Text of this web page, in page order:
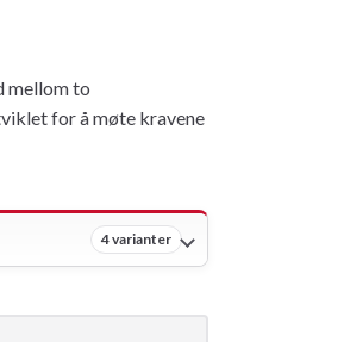
mellom to
for å møte kravene
4 varianter